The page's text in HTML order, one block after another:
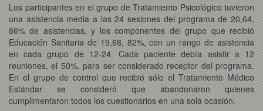
Los participantes en el grupo de Tratamiento Psicológico tuvieron
una asistencia media a las 24 sesiones del programa de 20,64,
86% de asistencias, y los componentes del grupo que recibió
Educación Sanitaria de 19,68, 82%, con un rango de asistencia
en cada grupo de 12-24. Cada paciente debía asistir a 12
reuniones, el 50%, para ser considerado receptor del programa.
En el grupo de control que recibió sólo el Tratamiento Médico
Estándar se consideró que abandonaron quienes
cumplimentaron todos los cuestionarios en una sola ocasión.